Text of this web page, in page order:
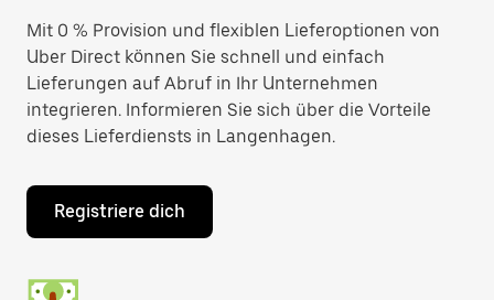
Mit 0 % Provision und flexiblen Lieferoptionen von
Uber Direct können Sie schnell und einfach
Lieferungen auf Abruf in Ihr Unternehmen
integrieren. Informieren Sie sich über die Vorteile
dieses Lieferdiensts in Langenhagen.
Registriere dich